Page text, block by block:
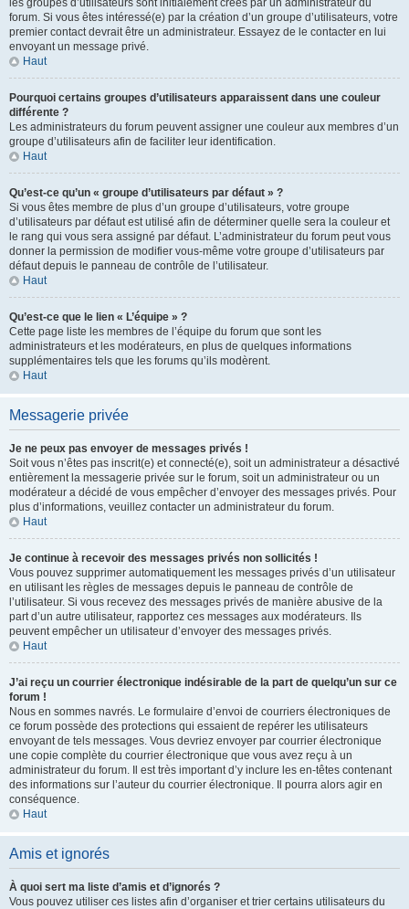
les groupes d’utilisateurs sont initialement créés par un administrateur du
forum. Si vous êtes intéressé(e) par la création d’un groupe d’utilisateurs, votre
premier contact devrait être un administrateur. Essayez de le contacter en lui
envoyant un message privé.
Haut
Pourquoi certains groupes d’utilisateurs apparaissent dans une couleur
différente ?
Les administrateurs du forum peuvent assigner une couleur aux membres d’un
groupe d’utilisateurs afin de faciliter leur identification.
Haut
Qu’est-ce qu’un « groupe d’utilisateurs par défaut » ?
Si vous êtes membre de plus d’un groupe d’utilisateurs, votre groupe
d’utilisateurs par défaut est utilisé afin de déterminer quelle sera la couleur et
le rang qui vous sera assigné par défaut. L’administrateur du forum peut vous
donner la permission de modifier vous-même votre groupe d’utilisateurs par
défaut depuis le panneau de contrôle de l’utilisateur.
Haut
Qu’est-ce que le lien « L’équipe » ?
Cette page liste les membres de l’équipe du forum que sont les
administrateurs et les modérateurs, en plus de quelques informations
supplémentaires tels que les forums qu’ils modèrent.
Haut
Messagerie privée
Je ne peux pas envoyer de messages privés !
Soit vous n’êtes pas inscrit(e) et connecté(e), soit un administrateur a désactivé
entièrement la messagerie privée sur le forum, soit un administrateur ou un
modérateur a décidé de vous empêcher d’envoyer des messages privés. Pour
plus d’informations, veuillez contacter un administrateur du forum.
Haut
Je continue à recevoir des messages privés non sollicités !
Vous pouvez supprimer automatiquement les messages privés d’un utilisateur
en utilisant les règles de messages depuis le panneau de contrôle de
l’utilisateur. Si vous recevez des messages privés de manière abusive de la
part d’un autre utilisateur, rapportez ces messages aux modérateurs. Ils
peuvent empêcher un utilisateur d’envoyer des messages privés.
Haut
J’ai reçu un courrier électronique indésirable de la part de quelqu’un sur ce
forum !
Nous en sommes navrés. Le formulaire d’envoi de courriers électroniques de
ce forum possède des protections qui essaient de repérer les utilisateurs
envoyant de tels messages. Vous devriez envoyer par courrier électronique
une copie complète du courrier électronique que vous avez reçu à un
administrateur du forum. Il est très important d’y inclure les en-têtes contenant
des informations sur l’auteur du courrier électronique. Il pourra alors agir en
conséquence.
Haut
Amis et ignorés
À quoi sert ma liste d’amis et d’ignorés ?
Vous pouvez utiliser ces listes afin d’organiser et trier certains utilisateurs du